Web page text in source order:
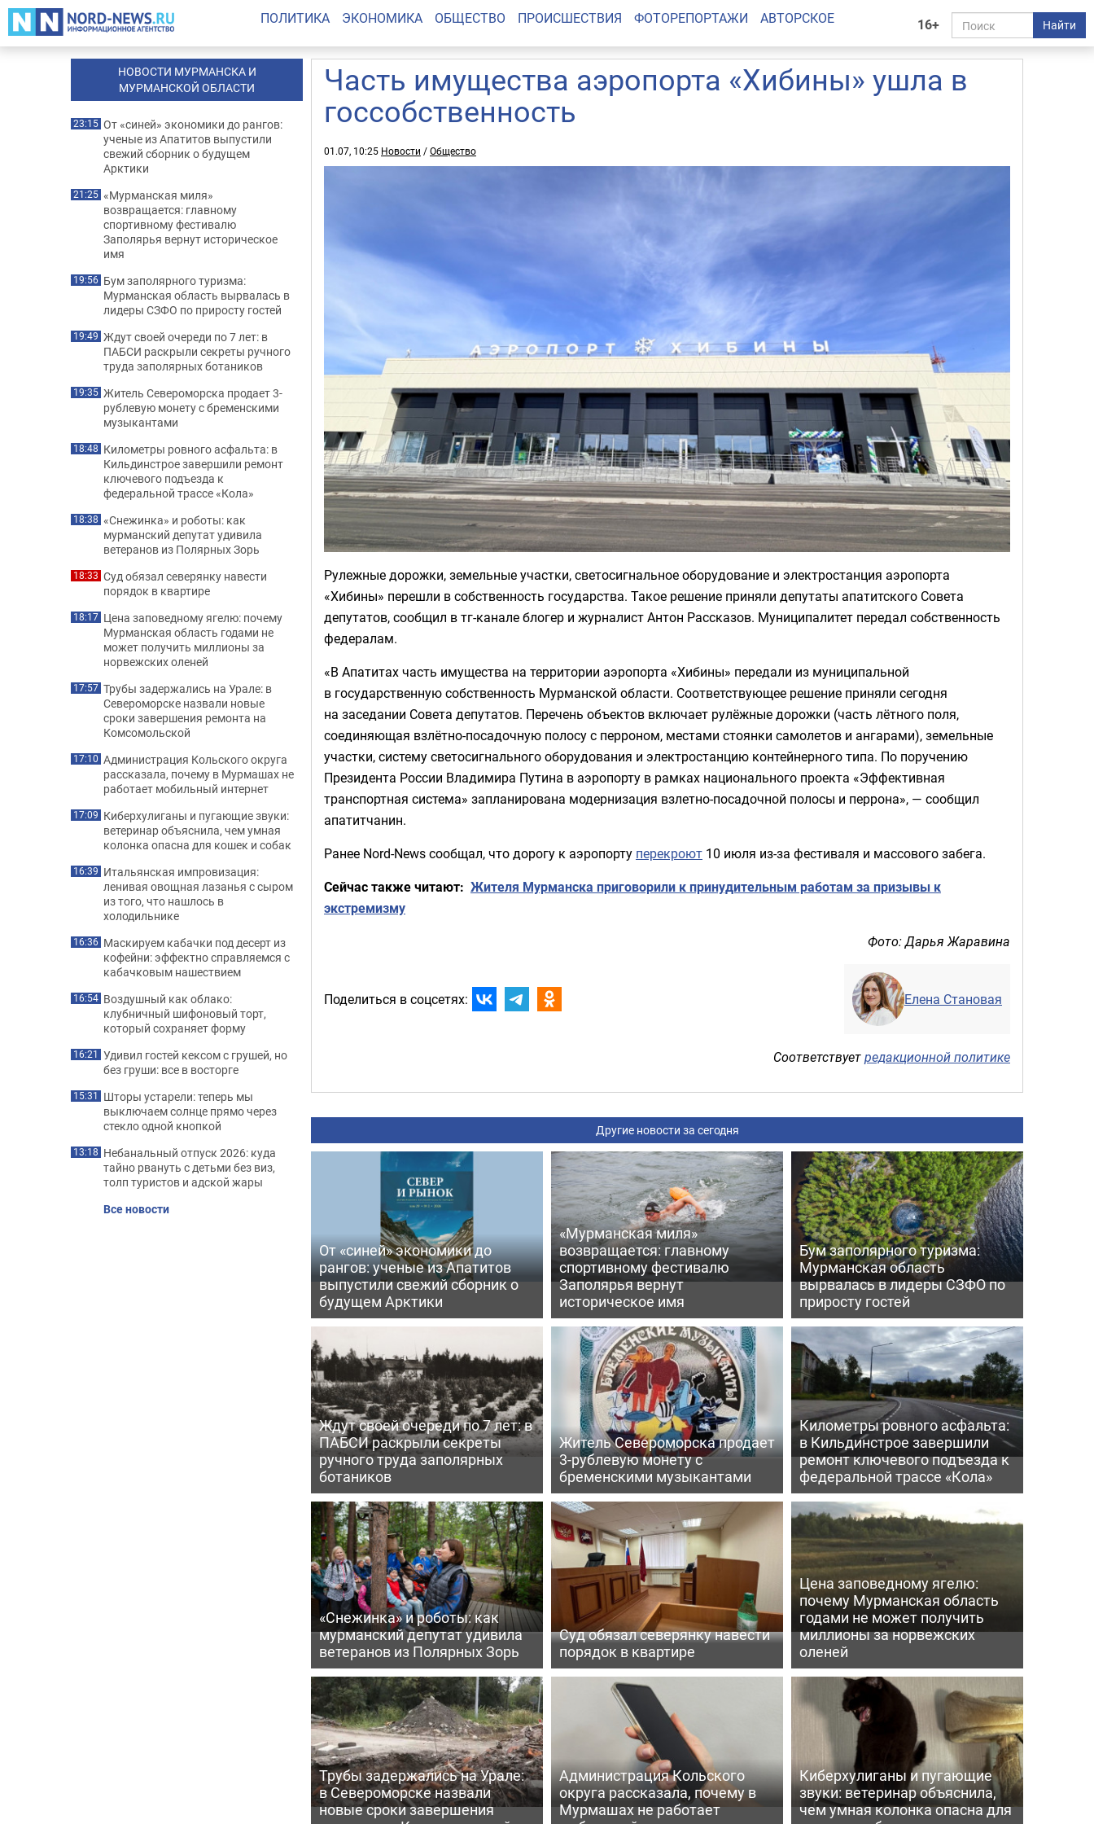
16+ Найти
ПОЛИТИКА ЭКОНОМИКА ОБЩЕСТВО ПРОИСШЕСТВИЯ ФОТОРЕПОРТАЖИ АВТОРСКОЕ
Часть имущества аэропорта «Хибины» ушла в
госсобственность
01.07, 10:25 Новости /Общество
Рулежные дорожки, земельные участки, светосигнальное оборудование и электростанция аэропорта
«Хибины» перешли в собственность государства. Такое решение приняли депутаты апатитского Совета
депутатов, сообщил в тг-канале блогер и журналист Антон Рассказов. Муниципалитет передал собственность
федералам.
«В Апатитах часть имущества на территории аэропорта «Хибины» передали из муниципальной
в государственную собственность Мурманской области. Соответствующее решение приняли сегодня
на заседании Совета депутатов. Перечень объектов включает рулёжные дорожки (часть лётного поля,
соединяющая взлётно-посадочную полосу с перроном, местами стоянки самолетов и ангарами), земельные
участки, систему светосигнального оборудования и электростанцию контейнерного типа. По поручению
Президента России Владимира Путина в аэропорту в рамках национального проекта «Эффективная
транспортная система» запланирована модернизация взлетно-посадочной полосы и перрона», — сообщил
апатитчанин.
Ранее Nord-News сообщал, что дорогу к аэропорту перекроют 10 июля из-за фестиваля и массового забега.
Сейчас также читают: Жителя Мурманска приговорили к принудительным работам за призывы к
экстремизму
Фото: Дарья Жаравина
Поделиться в соцсетях: Елена Становая
Соответствуетредакционной политике
Другие новости за сегодня
От «синей» экономики до
рангов: ученые из Апатитов
выпустили свежий сборник о
будущем Арктики
«Мурманская миля»
возвращается: главному
спортивному фестивалю
Заполярья вернут
историческое имя
Бум заполярного туризма:
Мурманская область
вырвалась в лидеры СЗФО по
приросту гостей
Ждут своей очереди по 7 лет: в
ПАБСИ раскрыли секреты
ручного труда заполярных
ботаников
Житель Североморска продает
3-рублевую монету с
бременскими музыкантами
Километры ровного асфальта:
в Кильдинстрое завершили
ремонт ключевого подъезда к
федеральной трассе «Кола»
«Снежинка» и роботы: как
мурманский депутат удивила
ветеранов из Полярных Зорь
Суд обязал северянку навести
порядок в квартире
Цена заповедному ягелю:
почему Мурманская область
годами не может получить
миллионы за норвежских
оленей
Трубы задержались на Урале:
в Североморске назвали
новые сроки завершения
Администрация Кольского
округа рассказала, почему в
Мурмашах не работает
Киберхулиганы и пугающие
звуки: ветеринар объяснила,
чем умная колонка опасна для
НОВОСТИ МУРМАНСКА И
МУРМАНСКОЙ ОБЛАСТИ
23:15 От «синей» экономики до рангов:
ученые из Апатитов выпустили
свежий сборник о будущем
Арктики
21:25 «Мурманская миля»
возвращается: главному
спортивному фестивалю
Заполярья вернут историческое
имя
19:56 Бум заполярного туризма:
Мурманская область вырвалась в
лидеры СЗФО по приросту гостей
19:49 Ждут своей очереди по 7 лет: в
ПАБСИ раскрыли секреты ручного
труда заполярных ботаников
19:35 Житель Североморска продает 3-
рублевую монету с бременскими
музыкантами
18:48 Километры ровного асфальта: в
Кильдинстрое завершили ремонт
ключевого подъезда к
федеральной трассе «Кола»
18:38 «Снежинка» и роботы: как
мурманский депутат удивила
ветеранов из Полярных Зорь
18:33 Суд обязал северянку навести
порядок в квартире
18:17 Цена заповедному ягелю: почему
Мурманская область годами не
может получить миллионы за
норвежских оленей
17:57 Трубы задержались на Урале: в
Североморске назвали новые
сроки завершения ремонта на
Комсомольской
17:10 Администрация Кольского округа
рассказала, почему в Мурмашах не
работает мобильный интернет
17:09 Киберхулиганы и пугающие звуки:
ветеринар объяснила, чем умная
колонка опасна для кошек и собак
16:39 Итальянская импровизация:
ленивая овощная лазанья с сыром
из того, что нашлось в
холодильнике
16:36 Маскируем кабачки под десерт из
кофейни: эффектно справляемся с
кабачковым нашествием
16:54 Воздушный как облако:
клубничный шифоновый торт,
который сохраняет форму
16:21 Удивил гостей кексом с грушей, но
без груши: все в восторге
15:31 Шторы устарели: теперь мы
выключаем солнце прямо через
стекло одной кнопкой
13:18 Небанальный отпуск 2026: куда
тайно рвануть с детьми без виз,
толп туристов и адской жары
Все новости